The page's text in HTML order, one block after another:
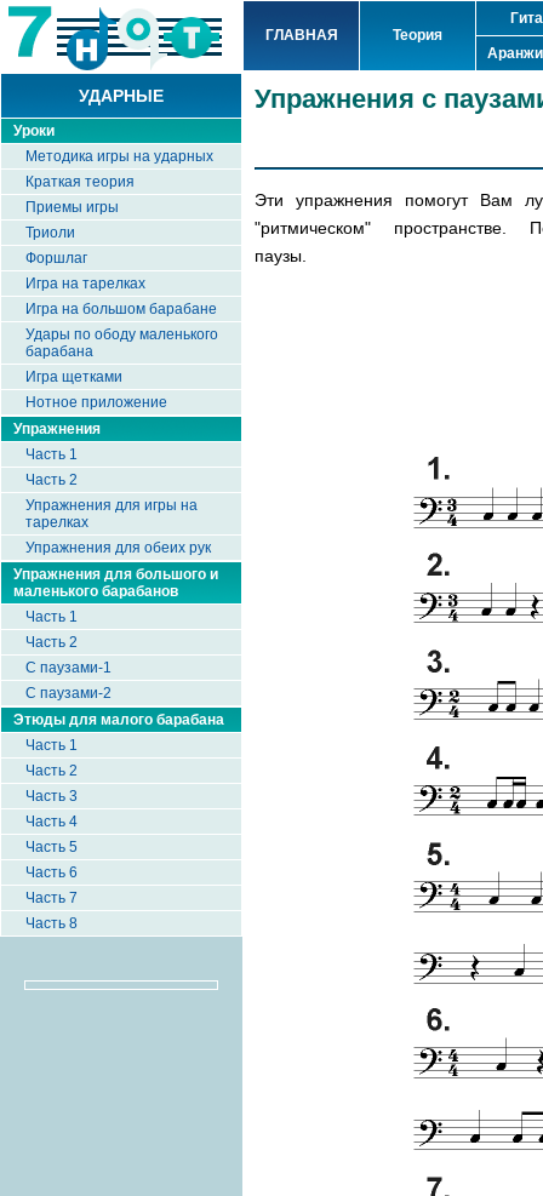
ГЛАВНАЯ Теория
УДАРНЫЕ
Уроки
Методика игры на ударных
Краткая теория
Приемы игры
Триоли
Форшлаг
Игра на тарелках
Игра на большом барабане
Удары по ободу маленького
барабана
Игра щетками
Нотное приложение
Упражнения
Часть 1
Часть 2
Упражнения для игры на
тарелках
Упражнения для обеих рук
Упражнения для большого и
маленького барабанов
Часть 1
Часть 2
С паузами-1
С паузами-2
Этюды для малого барабана
Часть 1
Часть 2
Часть 3
Часть 4
Часть 5
Часть 6
Часть 7
Часть 8
Упражнения с
Эти упражнения помогут Вам
"ритмическом" пространстве.
паузы.